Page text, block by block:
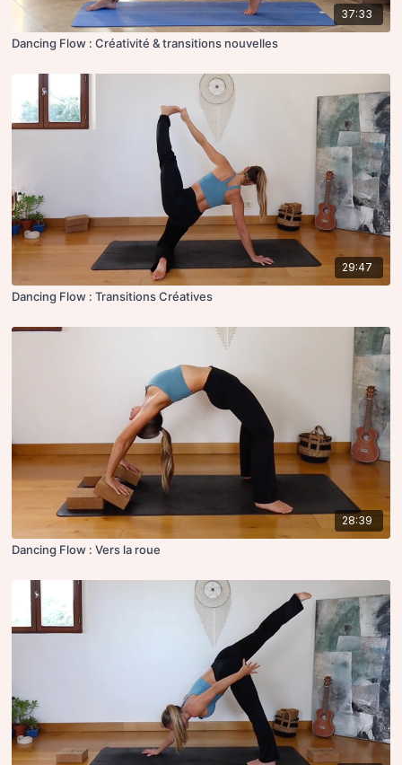
37:33
Dancing Flow : Créativité & transitions nouvelles
29:47
Dancing Flow : Transitions Créatives
28:39
Dancing Flow : Vers la roue